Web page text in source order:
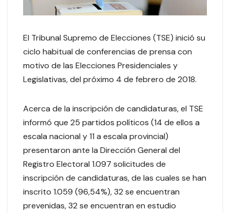
El Tribunal Supremo de Elecciones (TSE) inició su
ciclo habitual de conferencias de prensa con
motivo de las Elecciones Presidenciales y
Legislativas, del próximo 4 de febrero de 2018.
Acerca de la inscripción de candidaturas, el TSE
informó que 25 partidos políticos (14 de ellos a
escala nacional y 11 a escala provincial)
presentaron ante la Dirección General del
Registro Electoral 1.097 solicitudes de
inscripción de candidaturas, de las cuales se han
inscrito 1.059 (96,54%), 32 se encuentran
prevenidas, 32 se encuentran en estudio